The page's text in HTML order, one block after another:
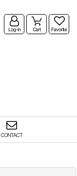
Log-in Cart Favorite
CONTACT